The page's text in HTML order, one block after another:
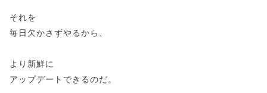
それを
毎日欠かさずやるから、
より新鮮に
アップデートできるのだ。